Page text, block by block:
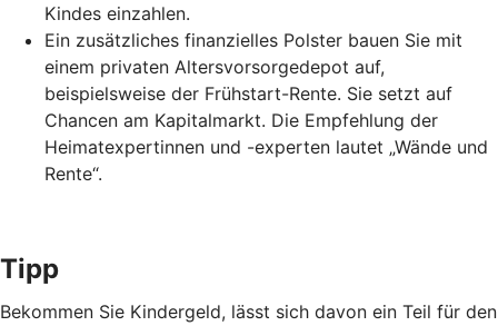
Kindes einzahlen.
Ein zusätzliches finanzielles Polster bauen Sie mit
einem privaten Altersvorsorgedepot auf,
beispielsweise der Frühstart-Rente. Sie setzt auf
Chancen am Kapitalmarkt. Die Empfehlung der
Heimatexpertinnen und -experten lautet „Wände und
Rente“.
Tipp
Bekommen Sie Kindergeld, lässt sich davon ein Teil für den